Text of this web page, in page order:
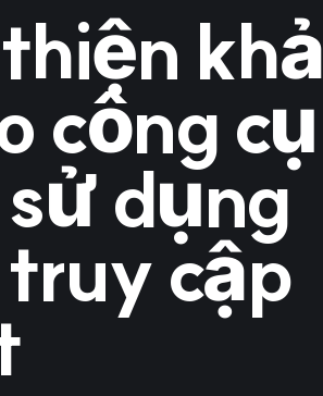
khả
công cụ
dụng
cập